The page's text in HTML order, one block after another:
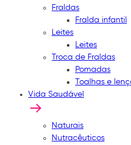
Fraldas
Fralda infantil
Leites
Leites
Troca de Fraldas
Pomadas
Toalhas e
Vida Saudável
Naturais
Nutracêuticos